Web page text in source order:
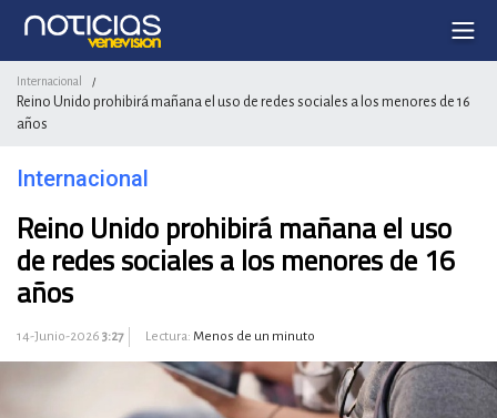
Internacional /
Reino Unido prohibirá mañana el uso de redes sociales a los menores de 16
años
Internacional
Reino Unido prohibirá mañana el uso
de redes sociales a los menores de 16
años
14-Junio-2026 3:27 Lectura: Menos de un minuto